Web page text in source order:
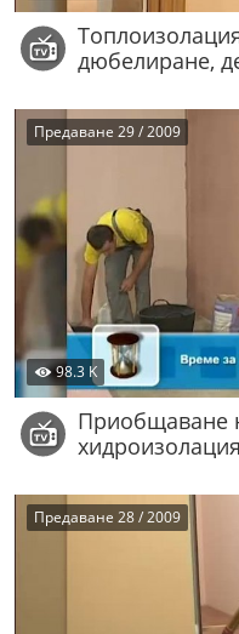
дюбелиране,
98.3 K
Предаване 29 / 2009
Приобщаване
Предаване 28 / 2009